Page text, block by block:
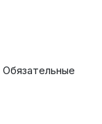
Обязательные